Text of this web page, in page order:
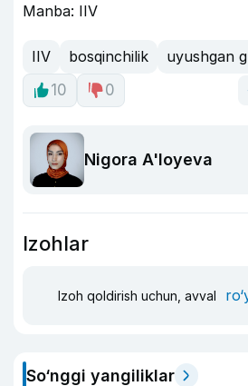
Manba: IIV
IIV bosqinchilik
uyushgan
10
0
Nigora A'loyeva
Izohlar
Izoh qoldirish uchun, avval
So‘nggi yangiliklar